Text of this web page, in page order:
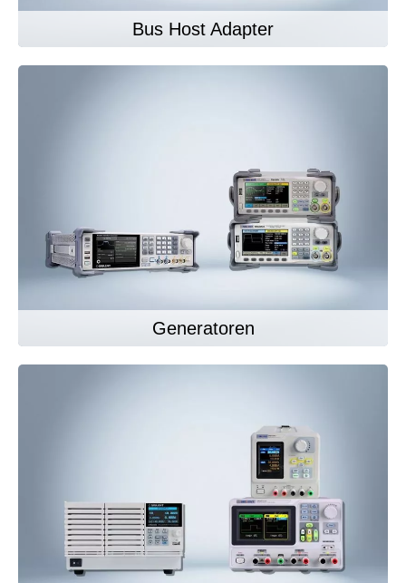
Bus Host Adapter
Generatoren